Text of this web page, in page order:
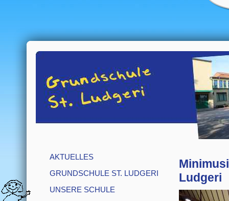
AKTUELLES
GRUNDSCHULE ST. LUDGERI
UNSERE SCHULE
Ludgeri